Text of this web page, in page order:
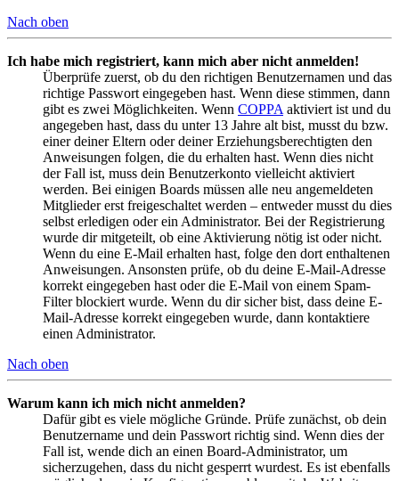
Nach oben
Ich habe mich registriert, kann mich aber nicht anmelden!
Überprüfe zuerst, ob du den richtigen Benutzernamen und das
richtige Passwort eingegeben hast. Wenn diese stimmen, dann
gibt es zwei Möglichkeiten. Wenn COPPA aktiviert ist und du
angegeben hast, dass du unter 13 Jahre alt bist, musst du bzw.
einer deiner Eltern oder deiner Erziehungsberechtigten den
Anweisungen folgen, die du erhalten hast. Wenn dies nicht
der Fall ist, muss dein Benutzerkonto vielleicht aktiviert
werden. Bei einigen Boards müssen alle neu angemeldeten
Mitglieder erst freigeschaltet werden – entweder musst du dies
selbst erledigen oder ein Administrator. Bei der Registrierung
wurde dir mitgeteilt, ob eine Aktivierung nötig ist oder nicht.
Wenn du eine E-Mail erhalten hast, folge den dort enthaltenen
Anweisungen. Ansonsten prüfe, ob du deine E-Mail-Adresse
korrekt eingegeben hast oder die E-Mail von einem Spam-
Filter blockiert wurde. Wenn du dir sicher bist, dass deine E-
Mail-Adresse korrekt eingegeben wurde, dann kontaktiere
einen Administrator.
Nach oben
Warum kann ich mich nicht anmelden?
Dafür gibt es viele mögliche Gründe. Prüfe zunächst, ob dein
Benutzername und dein Passwort richtig sind. Wenn dies der
Fall ist, wende dich an einen Board-Administrator, um
sicherzugehen, dass du nicht gesperrt wurdest. Es ist ebenfalls